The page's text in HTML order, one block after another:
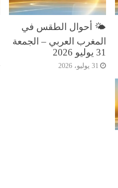
🌤️ أحوال الطقس في
المغرب العربي – الجمعة
31 يوليو 2026
31 يوليو، 2026